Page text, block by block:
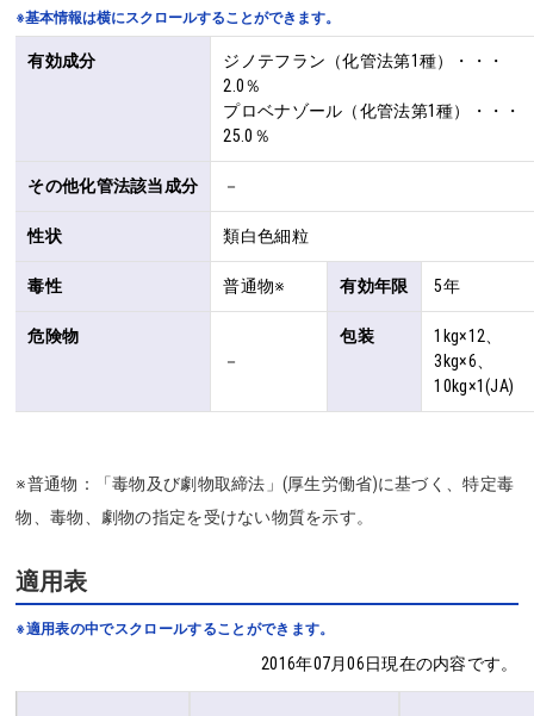
※基本情報は横にスクロールすることができます。
有効成分
ジノテフラン（化管法第1種）・・・
2.0％
プロベナゾール（化管法第1種）・・・
25.0％
その他化管法該当成分 －
性状 類白色細粒
毒性 普通物※ 有効年限 5年
危険物
－
包装
1kg×12、
3kg×6、
10kg×1(JA)
※普通物：「毒物及び劇物取締法」(厚生労働省)に基づく、特定毒
物、毒物、劇物の指定を受けない物質を示す。
適用表
※適用表の中でスクロールすることができます。
2016年07月06日現在の内容です。